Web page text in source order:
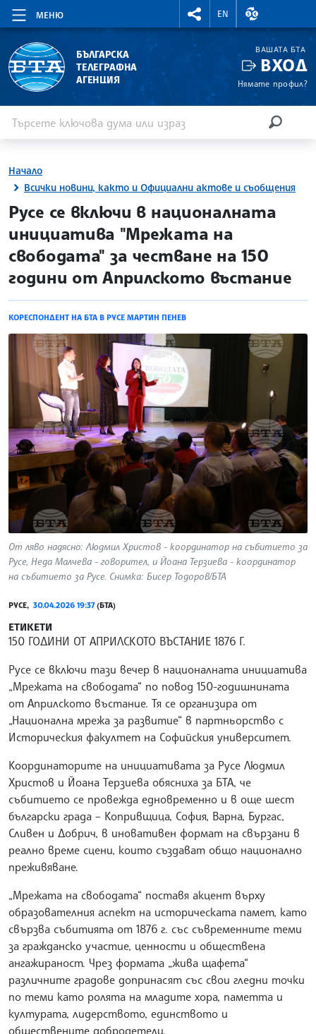
МЕНЮ
RIGHTMENU.SOCIAL
EN
ВАЛУТНИ
БЪЛГАРСКА
ТЕЛЕГРАФНА
АГЕНЦИЯ
ВАШАТА БТА
ВХОД
Нямате профил?
Начало
Всички новини, както и Официални актове и съобщения
site.bta
Русе се включи в националната
инициатива "Мрежата на
свободата" за честване на 150
години от Априлското въстание
КОРЕСПОНДЕНТ НА БТА В РУСЕ МАРТИН ПЕНЕВ
От ляво надясно: Людмил Христов - координатор на събитието за
Русе, Неда Малчева - говорител, и Йоана Терзиева - координатор
на събитието за Русе. Снимка: Бисер Тодоров/БТА
РУСЕ, 30.04.2026 19:37(БТА)
ЕТИКЕТИ
150 ГОДИНИ ОТ АПРИЛСКОТО ВЪСТАНИЕ 1876 Г.
Русе се включи тази вечер в националната инициатива
„Мрежата на свободата“ по повод 150-годишнината
от Априлското въстание. Тя се организира от
„Национална мрежа за развитие“ в партньорство с
Историческия факултет на Софийския университет.
Координаторите на инициативата за Русе Людмил
Христов и Йоана Терзиева обясниха за БТА, че
събитието се провежда едновременно и в още шест
български града – Копривщица, София, Варна, Бургас,
Сливен и Добрич, в иновативен формат на свързани в
реално време сцени, които създават общо национално
преживяване.
„Мрежата на свободата“ поставя акцент върху
образователния аспект на историческата памет, като
свързва събитията от 1876 г. със съвременните теми
за гражданско участие, ценности и обществена
ангажираност. Чрез формата „жива щафета“
различните градове допринасят със свои гледни точки
по теми като ролята на младите хора, паметта и
културата, лидерството, единството и
обществените добродетели.